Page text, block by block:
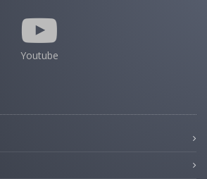
Youtube